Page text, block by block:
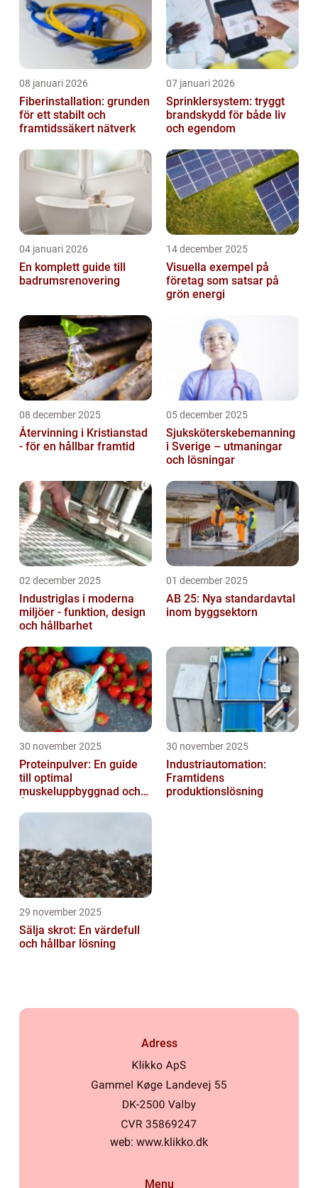
08 januari 2026
Fiberinstallation: grunden
för ett stabilt och
framtidssäkert nätverk
07 januari 2026
Sprinklersystem: tryggt
brandskydd för både liv
och egendom
04 januari 2026
En komplett guide till
badrumsrenovering
14 december 2025
Visuella exempel på
företag som satsar på
grön energi
08 december 2025
Återvinning i Kristianstad
- för en hållbar framtid
05 december 2025
Sjuksköterskebemanning
i Sverige – utmaningar
och lösningar
02 december 2025
Industriglas i moderna
miljöer - funktion, design
och hållbarhet
01 december 2025
AB 25: Nya standardavtal
inom byggsektorn
30 november 2025
Proteinpulver: En guide
till optimal
muskeluppbyggnad och
30 november 2025
Industriautomation:
Framtidens
produktionslösning
29 november 2025
Sälja skrot: En värdefull
och hållbar lösning
Adress
web: www.klikko.dk
Menu